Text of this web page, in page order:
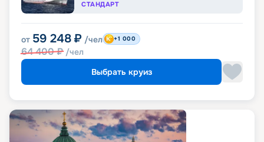
СТАНДАРТ
от 59 248 ₽ /чел
64 400₽ /чел
+1 000
Выбрать круиз